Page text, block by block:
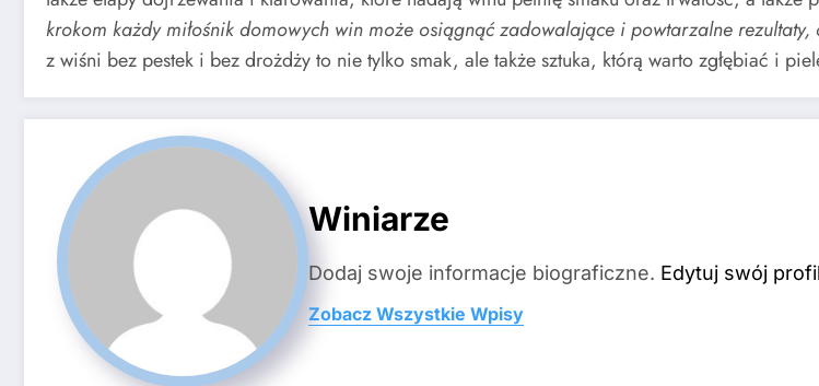
krokom każdy miłośnik domowych win może osiągnąć zadowalające i powtarzalne
z wiśni bez pestek i bez drożdży to nie tylko smak, ale także sztuka, którą warto zgłębiać i
Winiarze
Dodaj swoje informacje biograficzne. Edytuj swój profil
Zobacz Wszystkie Wpisy